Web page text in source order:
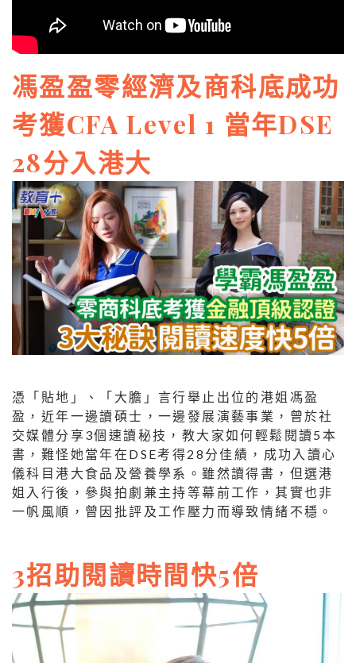
馮盈盈零經濟及商科底成功
考獲CFA Level 1 當年DSE
28分入港大
憑「貼地」、「大膽」言行舉止出位的港姐馮盈
盈，近年一邊讀碩士，一邊發展演藝事業，曾於社
交媒體分享3個速讀秘技，教大家如何輕鬆閱讀5本
書，難怪她當年在DSE考得28分佳績，成功入讀心
儀科目港大食品及營養學系。雖然讀得書，但選港
姐入行後，參與拍劇兼主持等幕前工作，其實也非
一帆風順，曾因批評及工作壓力而導致情緒不穩。
3招助閱讀時間快5倍